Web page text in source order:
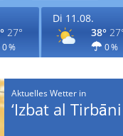
27°
0 %
Di 11.08.
38°
0 %
Aktuelles Wetter in
‘Izbat al Tirbāni